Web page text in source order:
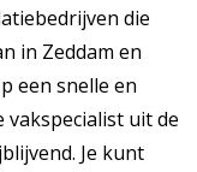
die
in Zeddam en
een snelle en
uit de
Je kunt